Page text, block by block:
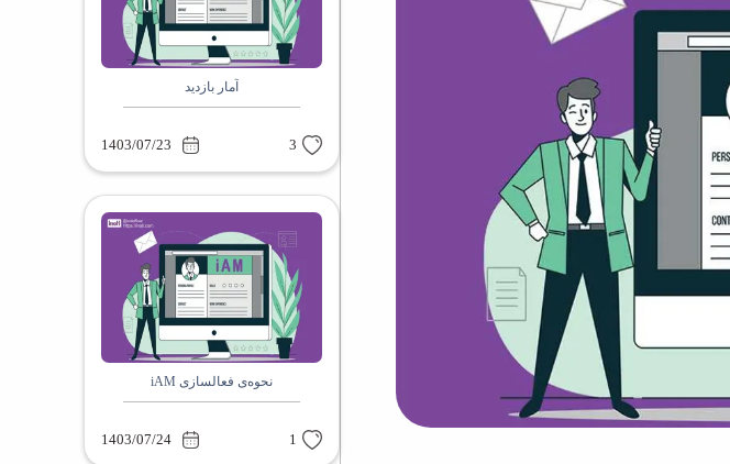
آمار بازدید
3
1403/07/23
نحوه‌ی فعالسازی iAM
1
1403/07/24